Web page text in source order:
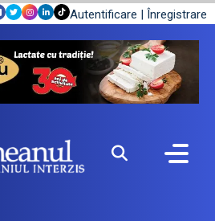
Autentificare | Înregistrare